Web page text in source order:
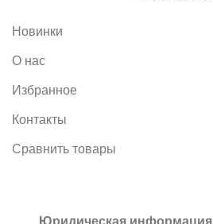
Новинки
О нас
Избранное
Контакты
Сравнить товары
Юридическая информация